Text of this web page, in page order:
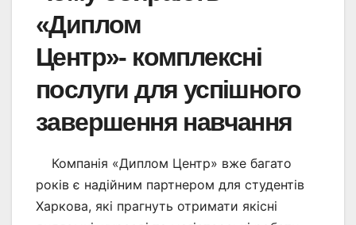
«Диплом
Центр»- комплексні
послуги для успішного
завершення навчання
Компанія «Диплом Центр» вже багато
років є надійним партнером для студентів
Харкова, які прагнуть отримати якісні